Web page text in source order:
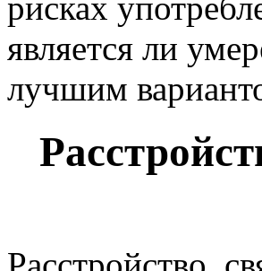
является ли
лучшим